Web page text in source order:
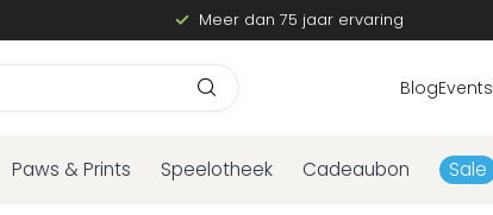
Meer dan 75 jaar ervaring
BlogEvents
Paws & Prints Speelotheek Cadeaubon Sale